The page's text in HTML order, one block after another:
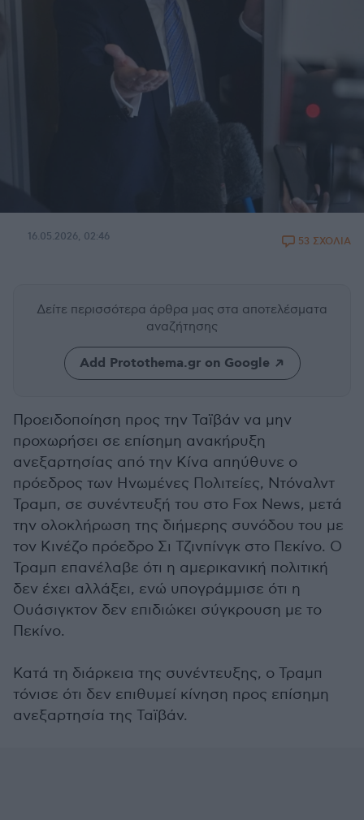
16.05.2026, 02:46 53 ΣΧΟΛΙΑ
Δείτε περισσότερα άρθρα μας στα αποτελέσματα
αναζήτησης
Add Protothema.gr on Google
Προειδοποίηση προς την Ταϊβάν να μην
προχωρήσει σε επίσημη ανακήρυξη
ανεξαρτησίας από την Κίνα απηύθυνε ο
πρόεδρος των Ηνωμένες Πολιτείες, Ντόναλντ
Τραμπ, σε συνέντευξή του στο Fox News, μετά
την ολοκλήρωση της διήμερης συνόδου του με
τον Κινέζο πρόεδρο Σι Τζινπίνγκ στο Πεκίνο. Ο
Τραμπ επανέλαβε ότι η αμερικανική πολιτική
δεν έχει αλλάξει, ενώ υπογράμμισε ότι η
Ουάσιγκτον δεν επιδιώκει σύγκρουση με το
Πεκίνο.
Κατά τη διάρκεια της συνέντευξης, ο Τραμπ
τόνισε ότι δεν επιθυμεί κίνηση προς επίσημη
ανεξαρτησία της Ταϊβάν.